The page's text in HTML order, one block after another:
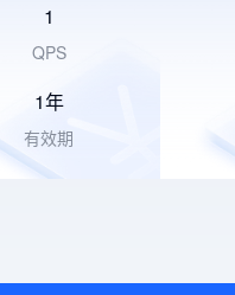
1
QPS
1年
有效期